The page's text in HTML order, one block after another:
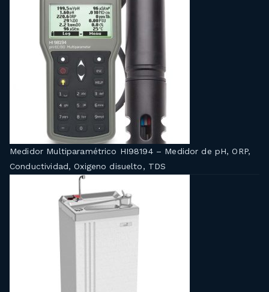
Medidor Multiparamétrico HI98194 – Medidor de pH, ORP,
Conductividad, Oxigeno disuelto, TDS